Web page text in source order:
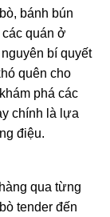
bánh bún
quán ở
bí quyết
quên cho
phá các
chính là lựa
điệu.
qua từng
tender đến